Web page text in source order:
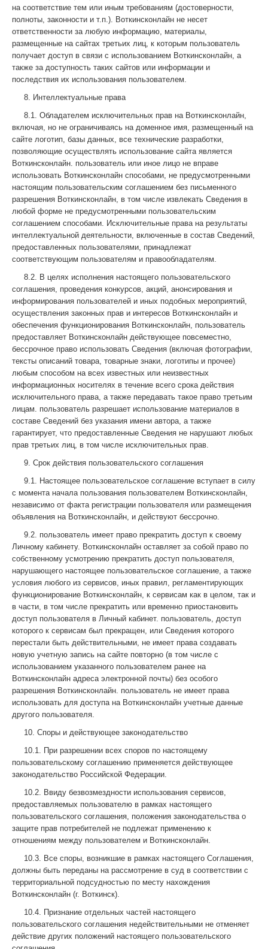
на соответствие тем или иным требованиям (достоверности,
полноты, законности и т.п.). Воткинсконлайн не несет
ответственности за любую информацию, материалы,
размещенные на сайтах третьих лиц, к которым пользователь
получает доступ в связи с использованием Воткинсконлайн, а
также за доступность таких сайтов или информации и
последствия их использования пользователем.
8. Интеллектуальные права
8.1. Обладателем исключительных прав на Воткинсконлайн,
включая, но не ограничиваясь на доменное имя, размещенный на
сайте логотип, базы данных, все технические разработки,
позволяющие осуществлять использование сайта является
Воткинсконлайн. пользователь или иное лицо не вправе
использовать Воткинсконлайн способами, не предусмотренными
настоящим пользовательским соглашением без письменного
разрешения Воткинсконлайн, в том числе извлекать Сведения в
любой форме не предусмотренными пользовательским
соглашением способами. Исключительные права на результаты
интеллектуальной деятельности, включенные в состав Сведений,
предоставленных пользователями, принадлежат
соответствующим пользователям и правообладателям.
8.2. В целях исполнения настоящего пользовательского
соглашения, проведения конкурсов, акций, анонсирования и
информирования пользователей и иных подобных мероприятий,
осуществления законных прав и интересов Воткинсконлайн и
обеспечения функционирования Воткинсконлайн, пользователь
предоставляет Воткинсконлайн действующее повсеместно,
бессрочное право использовать Сведения (включая фотографии,
тексты описаний товара, товарные знаки, логотипы и прочее)
любым способом на всех известных или неизвестных
информационных носителях в течение всего срока действия
исключительного права, а также передавать такое право третьим
лицам. пользователь разрешает использование материалов в
составе Сведений без указания имени автора, а также
гарантирует, что предоставленные Сведения не нарушают любых
прав третьих лиц, в том числе исключительных прав.
9. Срок действия пользовательского соглашения
9.1. Настоящее пользовательское соглашение вступает в силу
с момента начала пользования пользователем Воткинсконлайн,
независимо от факта регистрации пользователя или размещения
объявления на Воткинсконлайн, и действуют бессрочно.
9.2. пользователь имеет право прекратить доступ к своему
Личному кабинету. Воткинсконлайн оставляет за собой право по
собственному усмотрению прекратить доступ пользователя,
нарушающего настоящее пользовательское соглашение, а также
условия любого из сервисов, иных правил, регламентирующих
функционирование Воткинсконлайн, к сервисам как в целом, так и
в части, в том числе прекратить или временно приостановить
доступ пользователя в Личный кабинет. пользователь, доступ
которого к сервисам был прекращен, или Сведения которого
перестали быть действительными, не имеет права создавать
новую учетную запись на сайте повторно (в том числе с
использованием указанного пользователем ранее на
Воткинсконлайн адреса электронной почты) без особого
разрешения Воткинсконлайн. пользователь не имеет права
использовать для доступа на Воткинсконлайн учетные данные
другого пользователя.
10. Споры и действующее законодательство
10.1. При разрешении всех споров по настоящему
пользовательскому соглашению применяется действующее
законодательство Российской Федерации.
10.2. Ввиду безвозмездности использования сервисов,
предоставляемых пользователю в рамках настоящего
пользовательского соглашения, положения законодательства о
защите прав потребителей не подлежат применению к
отношениям между пользователем и Воткинсконлайн.
10.3. Все споры, возникшие в рамках настоящего Соглашения,
должны быть переданы на рассмотрение в суд в соответствии с
территориальной подсудностью по месту нахождения
Воткинсконлайн (г. Воткинск).
10.4. Признание отдельных частей настоящего
пользовательского соглашения недействительными не отменяет
действие других положений настоящего пользовательского